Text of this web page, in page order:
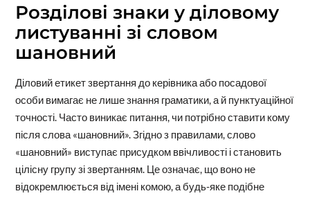
Розділові знаки у діловому
листуванні зі словом
шановний
Діловий етикет звертання до керівника або посадової
особи вимагає не лише знання граматики, а й пунктуаційної
точності. Часто виникає питання, чи потрібно ставити кому
після слова «шановний». Згідно з правилами, слово
«шановний» виступає присудком ввічливості і становить
цілісну групу зі звертанням. Це означає, що воно не
відокремлюється від імені комою, а будь-яке подібне